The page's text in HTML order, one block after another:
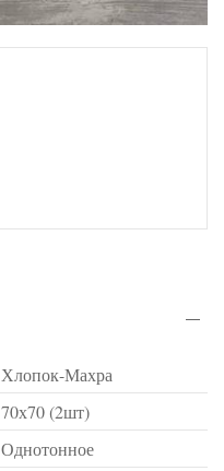
Хлопок-Махра
70х70 (2шт)
Однотонное